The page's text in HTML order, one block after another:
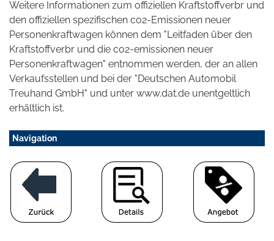
Weitere Informationen zum offiziellen Kraftstoffverbr und
den offiziellen spezifischen co2-Emissionen neuer
Personenkraftwagen können dem "Leitfaden über den
Kraftstoffverbr und die co2-emissionen neuer
Personenkraftwagen" entnommen werden, der an allen
Verkaufsstellen und bei der "Deutschen Automobil
Treuhand GmbH" und unter www.dat.de unentgeltlich
erhältlich ist.
Navigation